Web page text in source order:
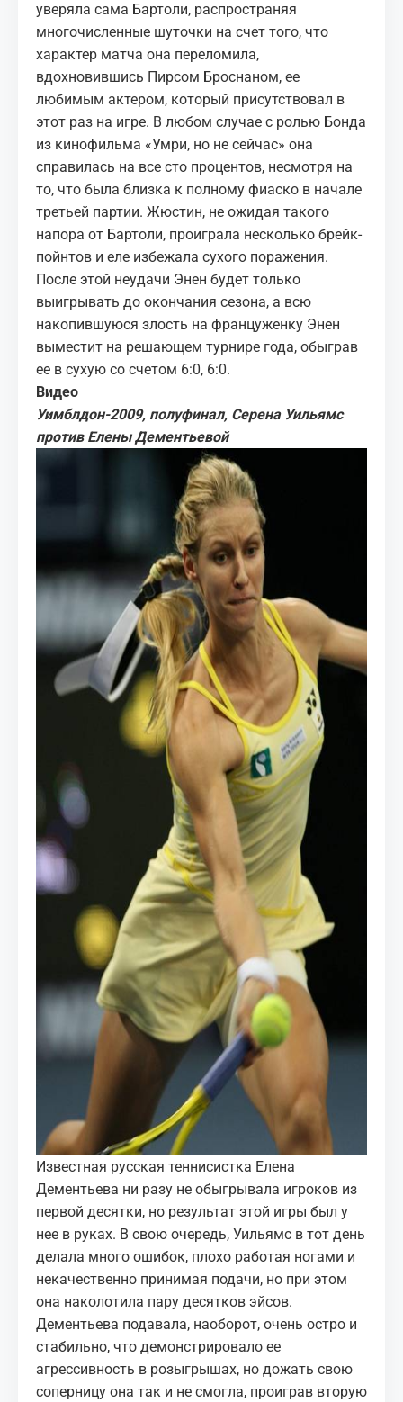
уверяла сама Бартоли, распространяя
многочисленные шуточки на счет того, что
характер матча она переломила,
вдохновившись Пирсом Броснаном, ее
любимым актером, который присутствовал в
этот раз на игре. В любом случае с ролью Бонда
из кинофильма «Умри, но не сейчас» она
справилась на все сто процентов, несмотря на
то, что была близка к полному фиаско в начале
третьей партии. Жюстин, не ожидая такого
напора от Бартоли, проиграла несколько брейк-
пойнтов и еле избежала сухого поражения.
После этой неудачи Энен будет только
выигрывать до окончания сезона, а всю
накопившуюся злость на француженку Энен
выместит на решающем турнире года, обыграв
ее в сухую со счетом 6:0, 6:0.
Видео
Уимблдон-2009, полуфинал, Серена Уильямс
против Елены Дементьевой
Известная русская теннисистка Елена
Дементьева ни разу не обыгрывала игроков из
первой десятки, но результат этой игры был у
нее в руках. В свою очередь, Уильямс в тот день
делала много ошибок, плохо работая ногами и
некачественно принимая подачи, но при этом
она наколотила пару десятков эйсов.
Дементьева подавала, наоборот, очень остро и
стабильно, что демонстрировало ее
агрессивность в розыгрышах, но дожать свою
соперницу она так и не смогла, проиграв вторую